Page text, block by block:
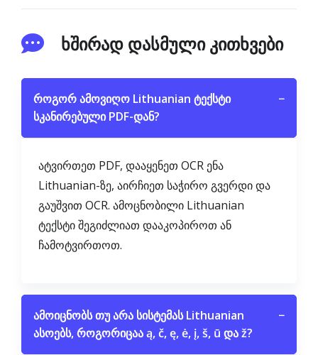
ხშირად დასმული კითხვები
როგორ ამოვიღო Lithuanian ტექსტი
სკანირებული PDF-დან?
−
ატვირთეთ PDF, დააყენეთ OCR ენა
Lithuanian-ზე, აირჩიეთ საჭირო გვერდი და
გაუშვით OCR. ამოცნობილი Lithuanian
ტექსტი შეგიძლიათ დააკოპიროთ ან
ჩამოტვირთოთ.
ამოიცნობს თუ არა სისტემას Lithuanian
ასოებს, როგორიცაა ą, č, ę, ė, į, š, ū და ž?
−